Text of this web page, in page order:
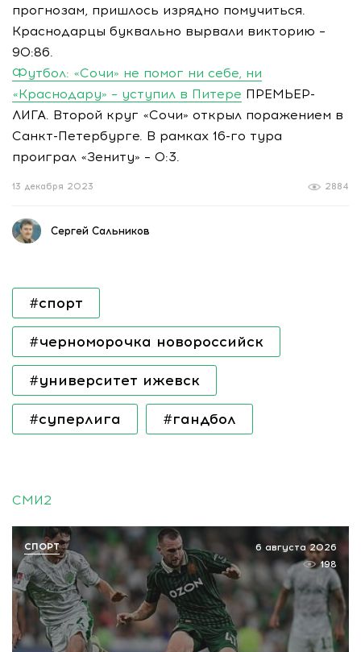
прогнозам, пришлось изрядно помучиться.
Краснодарцы буквально вырвали викторию –
90:86.
Футбол: «Сочи» не помог ни себе, ни
«Краснодару» – уступил в Питере ПРЕМЬЕР-
ЛИГА. Второй круг «Сочи» открыл поражением в
Санкт-Петербурге. В рамках 16-го тура
проиграл «Зениту» – 0:3.
2884
13 декабря 2023
Сергей Сальников
#спорт
#черноморочка новороссийск
#университет ижевск
#суперлига #гандбол
СМИ2
6 августа 2026
198
СПОРТ